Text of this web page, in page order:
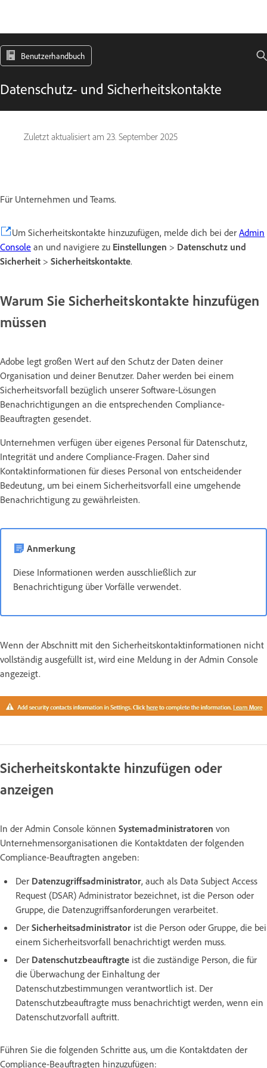
Benutzerhandbuch
Datenschutz- und Sicherheitskontakte
Zuletzt aktualisiert am 23. September 2025
Für Unternehmen und Teams.
Um Sicherheitskontakte hinzuzufügen, melde dich bei der Admin
Console an und navigiere zu Einstellungen > Datenschutz und
Sicherheit > Sicherheitskontakte.
Warum Sie Sicherheitskontakte hinzufügen
müssen
Adobe legt großen Wert auf den Schutz der Daten deiner
Organisation und deiner Benutzer. Daher werden bei einem
Sicherheitsvorfall bezüglich unserer Software-Lösungen
Benachrichtigungen an die entsprechenden Compliance-
Beauftragten gesendet.
Unternehmen verfügen über eigenes Personal für Datenschutz,
Integrität und andere Compliance-Fragen. Daher sind
Kontaktinformationen für dieses Personal von entscheidender
Bedeutung, um bei einem Sicherheitsvorfall eine umgehende
Benachrichtigung zu gewährleisten.
Anmerkung
Diese Informationen werden ausschließlich zur
Benachrichtigung über Vorfälle verwendet.
Wenn der Abschnitt mit den Sicherheitskontaktinformationen nicht
vollständig ausgefüllt ist, wird eine Meldung in der Admin Console
angezeigt.
Sicherheitskontakte hinzufügen oder
anzeigen
In der Admin Console können Systemadministratoren von
Unternehmensorganisationen die Kontaktdaten der folgenden
Compliance-Beauftragten angeben:
Der Datenzugriffsadministrator, auch als Data Subject Access
Request (DSAR) Administrator bezeichnet, ist die Person oder
Gruppe, die Datenzugriffsanforderungen verarbeitet.
Der Sicherheitsadministrator ist die Person oder Gruppe, die bei
einem Sicherheitsvorfall benachrichtigt werden muss.
Der Datenschutzbeauftragte ist die zuständige Person, die für
die Überwachung der Einhaltung der
Datenschutzbestimmungen verantwortlich ist. Der
Datenschutzbeauftragte muss benachrichtigt werden, wenn ein
Datenschutzvorfall auftritt.
Führen Sie die folgenden Schritte aus, um die Kontaktdaten der
Compliance-Beauftragten hinzuzufügen: